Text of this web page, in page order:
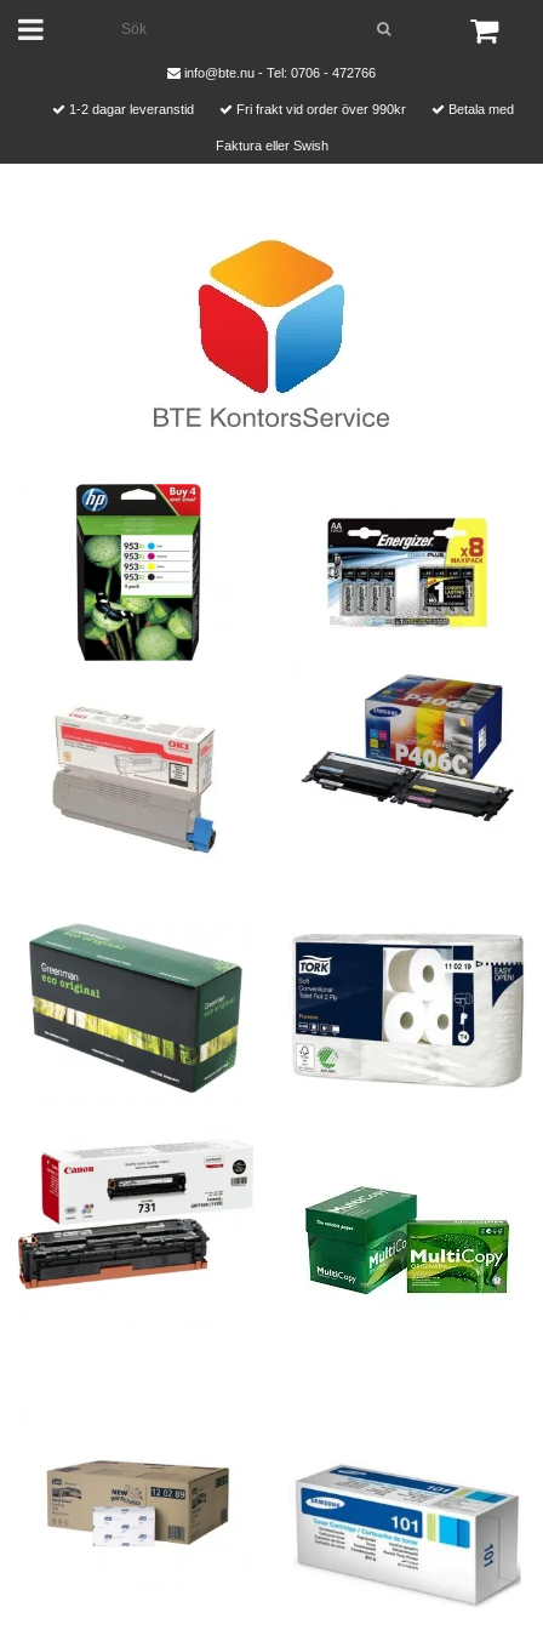
info@bte.nu - Tel: 0706 - 472766
1-2 dagar leveranstid Fri frakt vid order över 990kr Betala med
Faktura eller Swish